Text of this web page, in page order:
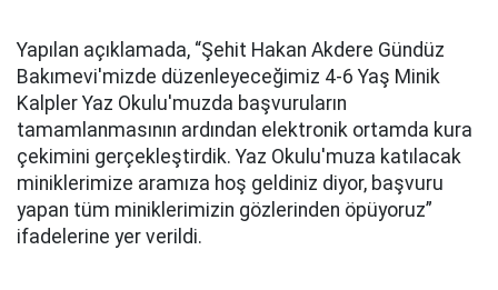
Yapılan açıklamada, “Şehit Hakan Akdere Gündüz
Bakımevi'mizde düzenleyeceğimiz 4-6 Yaş Minik
Kalpler Yaz Okulu'muzda başvuruların
tamamlanmasının ardından elektronik ortamda kura
çekimini gerçekleştirdik. Yaz Okulu'muza katılacak
miniklerimize aramıza hoş geldiniz diyor, başvuru
yapan tüm miniklerimizin gözlerinden öpüyoruz”
ifadelerine yer verildi.